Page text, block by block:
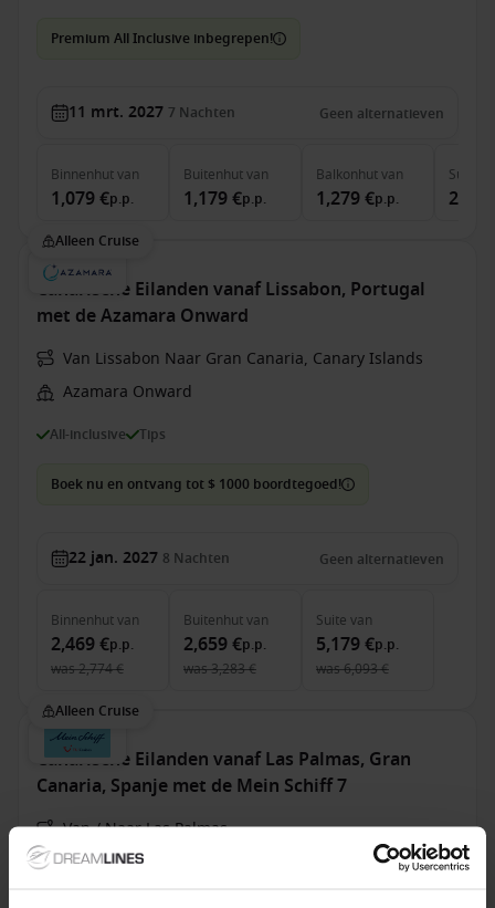
Premium All Inclusive inbegrepen!
11 mrt. 2027 7 Nachten Geen alternatieven
Binnenhutvan
1,079 €p.p.
Buitenhutvan
1,179 €p.p.
Balkonhutvan
1,279 €p.p.
Suite
Alleen Cruise
Canarische Eilanden vanaf Lissabon, Portugal
met de Azamara Onward
Van Lissabon Naar Gran Canaria, Canary Islands
Azamara Onward
All-inclusive Tips
Boek nu en ontvang tot $ 1000 boordtegoed!
22 jan. 2027 8 Nachten Geen alternatieven
Binnenhutvan
2,469 €p.p.
was2,774 €
Buitenhutvan
2,659 €p.p.
was3,283 €
Suite van
5,179 €p.p.
was6,093 €
Alleen Cruise
Canarische Eilanden vanaf Las Palmas, Gran
Canaria, Spanje met de Mein Schiff 7
Van / Naar Las Palmas
Mein Schiff 7